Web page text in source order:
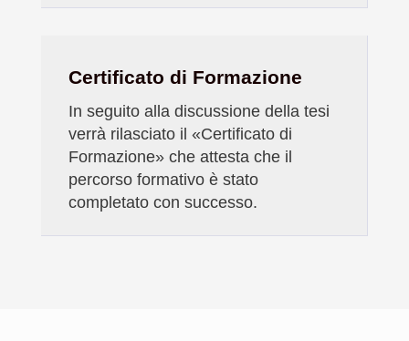
Certificato di Formazione
In seguito alla discussione della tesi
verrà rilasciato il «Certificato di
Formazione» che attesta che il
percorso formativo è stato
completato con successo.